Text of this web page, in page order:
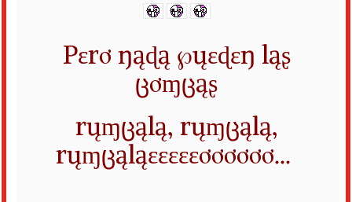
Pɛrơ ŋąɖą ℘ųɛɖɛŋ ląʂ
ცơɱცąʂ
rųɱცąlą, rųɱცąlą,
rųɱცąląɛɛɛɛɛơơơơơơ...